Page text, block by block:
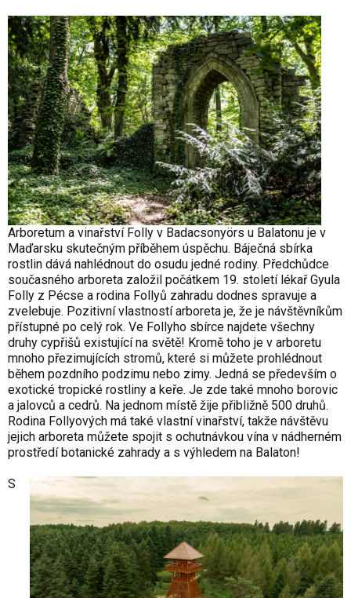
Arboretum a vinařství Folly v Badacsonyörs u Balatonu je v
Maďarsku skutečným příběhem úspěchu. Báječná sbírka
rostlin dává nahlédnout do osudu jedné rodiny. Předchůdce
současného arboreta založil počátkem 19. století lékař Gyula
Folly z Pécse a rodina Follyů zahradu dodnes spravuje a
zvelebuje. Pozitivní vlastností arboreta je, že je návštěvníkům
přístupné po celý rok. Ve Follyho sbírce najdete všechny
druhy cypřišů existující na světě! Kromě toho je v arboretu
mnoho přezimujících stromů, které si můžete prohlédnout
během pozdního podzimu nebo zimy. Jedná se především o
exotické tropické rostliny a keře. Je zde také mnoho borovic
a jalovců a cedrů. Na jednom místě žije přibližně 500 druhů.
Rodina Follyových má také vlastní vinařství, takže návštěvu
jejich arboreta můžete spojit s ochutnávkou vína v nádherném
prostředí botanické zahrady a s výhledem na Balaton!
S